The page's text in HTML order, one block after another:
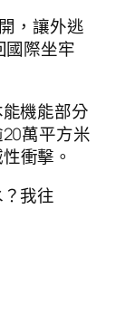
，讓外逃
國際坐牢
機能部分
萬平方米
衝擊。
我往